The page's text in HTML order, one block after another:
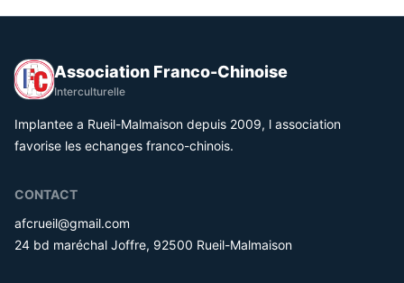
Association Franco-Chinoise
Interculturelle
Implantee a Rueil-Malmaison depuis 2009, l association
favorise les echanges franco-chinois.
CONTACT
afcrueil@gmail.com
24 bd maréchal Joffre, 92500 Rueil-Malmaison